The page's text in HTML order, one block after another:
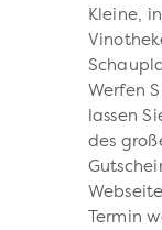
Kleine,
Werfen
lassen
des
Termin